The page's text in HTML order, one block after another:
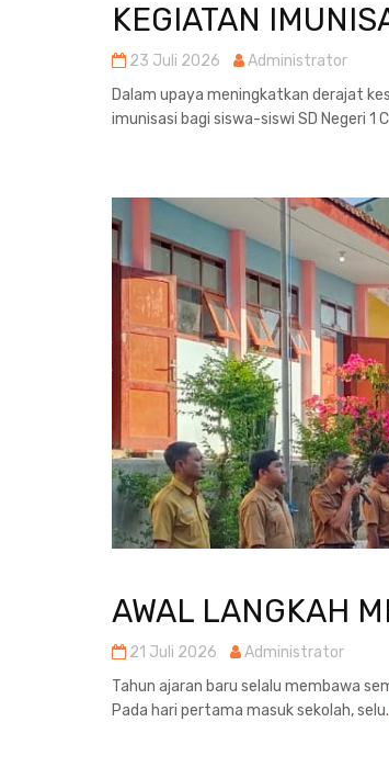
KEGIATAN
23 Juli 2026
Administrator
Dalam upaya meningkatkan derajat
imunisasi bagi siswa-siswi SD Negeri 1
AWAL LANGKAH
21 Juli 2026
Administrator
Tahun ajaran baru selalu membawa
Pada hari pertama masuk sekolah,